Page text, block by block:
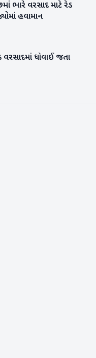
ભારે વરસાદ માટે રેડ
હવામાન
ધોવાઈ જતા